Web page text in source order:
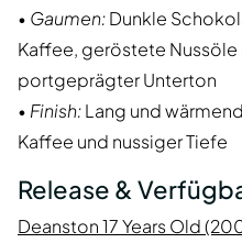
• Gaumen:Dunkle
Kaffee, geröstete Nussöle
portgeprägter Unterton
• Finish:Lang und
Kaffee und nussiger Tiefe
Release &
Deanston 17 Years Old